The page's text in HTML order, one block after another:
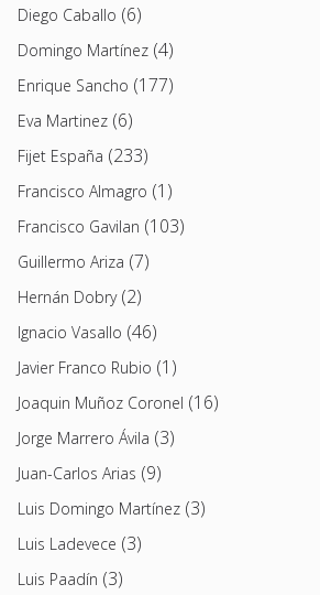
Diego Caballo (6)
Domingo Martínez (4)
Enrique Sancho (177)
Eva Martinez (6)
Fijet España (233)
Francisco Almagro (1)
Francisco Gavilan (103)
Guillermo Ariza (7)
Hernán Dobry(2)
Ignacio Vasallo (46)
Javier Franco Rubio (1)
Joaquin Muñoz Coronel (16)
Jorge Marrero Ávila (3)
Juan-Carlos Arias (9)
Luis Domingo Martínez (3)
Luis Ladevece (3)
Luis Paadín (3)